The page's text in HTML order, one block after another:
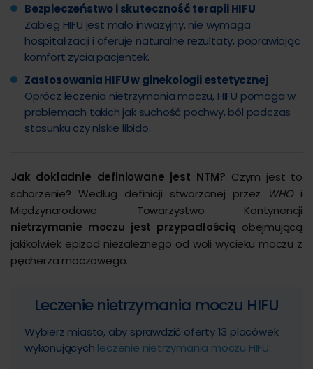
Bezpieczeństwo i skuteczność terapii HIFU
Zabieg HIFU jest mało inwazyjny, nie wymaga
hospitalizacji i oferuje naturalne rezultaty, poprawiając
komfort życia pacjentek.
Zastosowania HIFU w ginekologii estetycznej
Oprócz leczenia nietrzymania moczu, HIFU pomaga w
problemach takich jak suchość pochwy, ból podczas
stosunku czy niskie libido.
Jak dokładnie definiowane jest NTM? Czym jest to
schorzenie? Według definicji stworzonej przez
WHOi
Międzynarodowe Towarzystwo Kontynencji
nietrzymanie moczu jest przypadłością obejmującą
jakikolwiek epizod niezależnego od woli wycieku moczu z
pęcherza moczowego.
Leczenie nietrzymania moczu HIFU
Wybierz miasto, aby sprawdzić oferty 13 placówek
wykonujących leczenie nietrzymania moczu HIFU: